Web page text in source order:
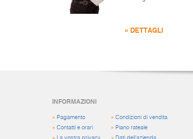
» DETTAGLI
INFORMAZIONI
» Pagamento
» Contatti e orari
»
La vostra privacy
» Condizioni di vendita
» Piano rateale
» Dati dell'azienda